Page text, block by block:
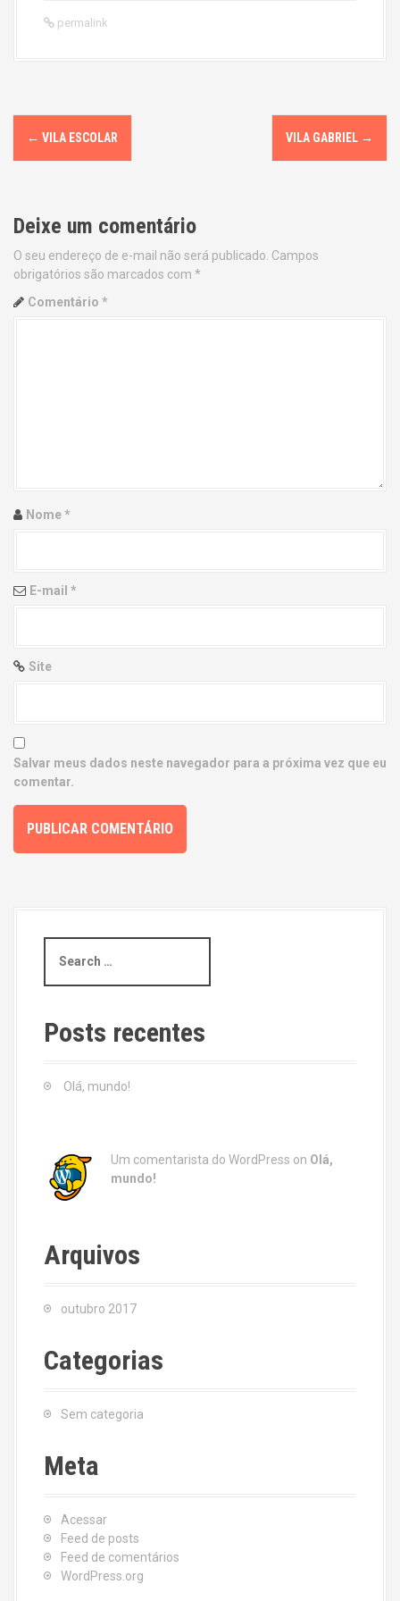
permalink
P
o
t
n
a
i
n
← VILA ESCOLAR VILA GABRIEL →
Deixe um comentário
O seu endereço de e-mail não será publicado. Campos
obrigatórios são marcados com *
Comentário *
Nome*
E-mail *
Site
Salvar meus dados neste navegador para a próxima vez que eu
comentar.
a
c
h
Posts recentes
Olá, mundo!
Um comentarista do WordPress on Olá,
mundo!
Arquivos
outubro 2017
Categorias
Sem categoria
Meta
Acessar
Feed de posts
Feed de comentários
WordPress.org